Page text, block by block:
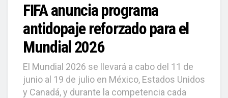
FIFA anuncia programa
antidopaje reforzado para el
Mundial 2026
El Mundial 2026 se llevará a cabo del 11 de
junio al 19 de julio en México, Estados Unidos
y Canadá, y durante la competencia cada